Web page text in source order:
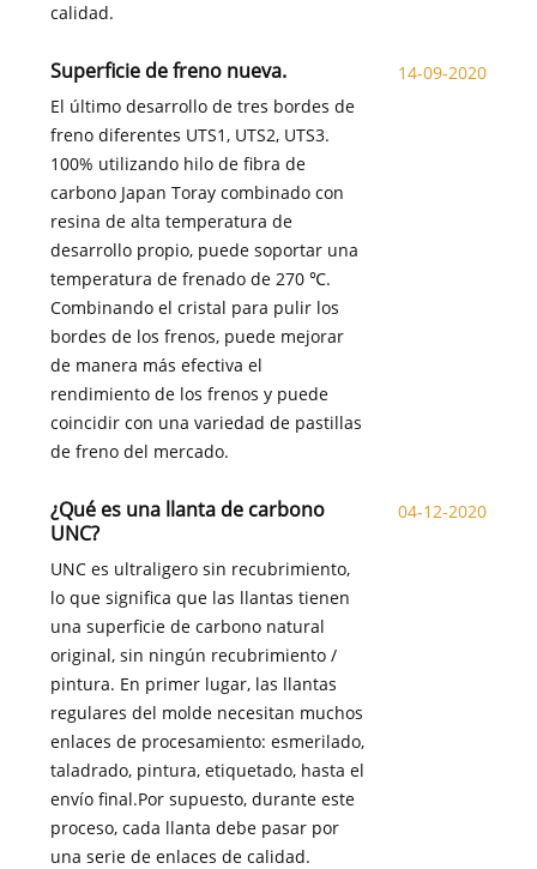
calidad.
Superficie de freno nueva.
El último desarrollo de tres bordes de
freno diferentes UTS1, UTS2, UTS3.
100% utilizando hilo de fibra de
carbono Japan Toray combinado con
resina de alta temperatura de
desarrollo propio, puede soportar una
temperatura de frenado de 270 ℃.
Combinando el cristal para pulir los
bordes de los frenos, puede mejorar
de manera más efectiva el
rendimiento de los frenos y puede
coincidir con una variedad de pastillas
de freno del mercado.
14-09-2020
¿Qué es una llanta de carbono
UNC?
UNC es ultraligero sin recubrimiento,
lo que significa que las llantas tienen
una superficie de carbono natural
original, sin ningún recubrimiento /
pintura. En primer lugar, las llantas
regulares del molde necesitan muchos
enlaces de procesamiento: esmerilado,
taladrado, pintura, etiquetado, hasta el
envío final.Por supuesto, durante este
proceso, cada llanta debe pasar por
una serie de enlaces de calidad.
04-12-2020